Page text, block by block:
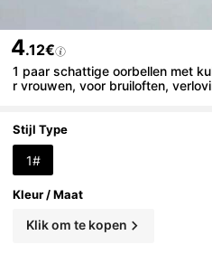
4.12€
1 paar schattige oorbellen met
r vrouwen, voor bruiloften,
Stijl Type
1#
Kleur / Maat
Klik om te kopen